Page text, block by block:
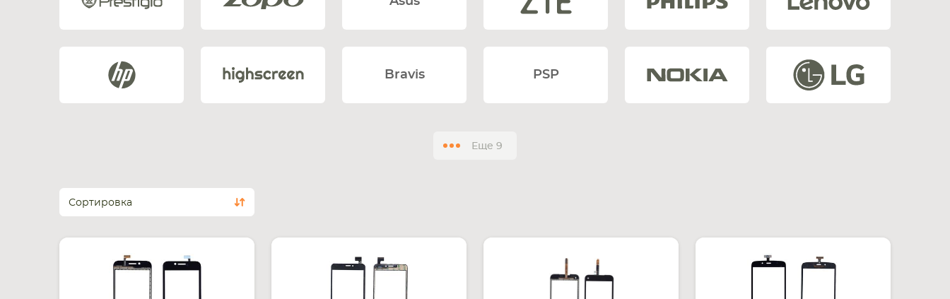
Bravis PSP
Еще 9
Сортировка